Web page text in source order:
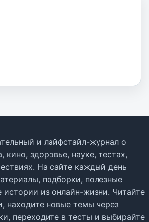
и лайфстайл-журнал о
кино, здоровье, науке, тестах,
На сайте каждый день
подборки, полезные
истории из онлайн-жизни. Читайте
находите новые темы через
переходите в тесты и выбирайте